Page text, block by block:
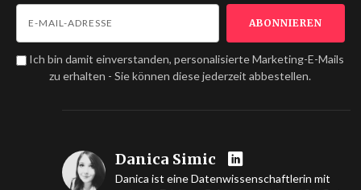
Ich bin damit einverstanden, personalisierte Marketing-E-Mails
zu erhalten - Sie können diese jederzeit abbestellen.
Danica Simic
Danica ist eine Datenwissenschaftlerin mit